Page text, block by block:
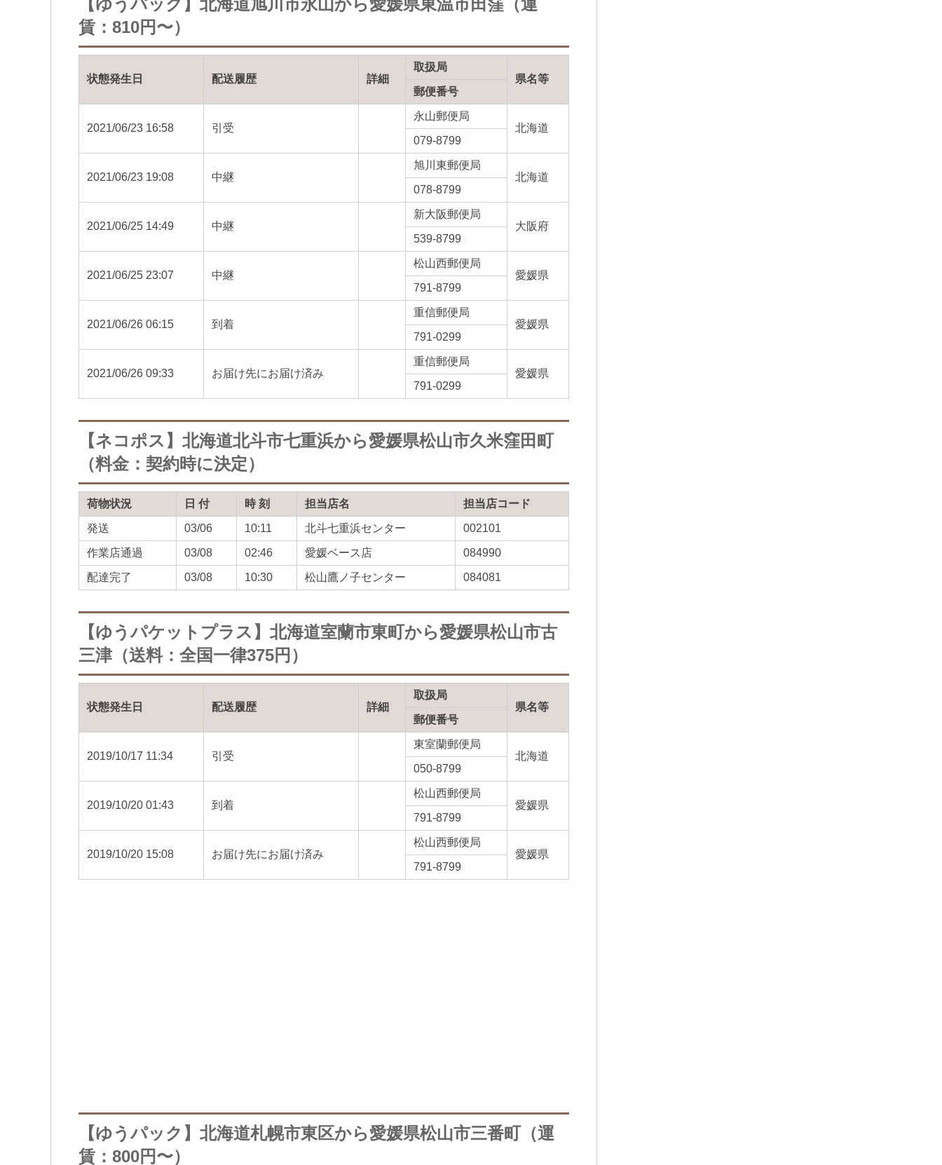
賃：810円〜）
状態発生日 配送履歴 詳細
取扱局
県名等
郵便番号
2021/06/23 16:58 引受
永山郵便局
北海道
079-8799
2021/06/23 19:08 中継
旭川東郵便局
北海道
078-8799
2021/06/25 14:49 中継
新大阪郵便局
大阪府
539-8799
2021/06/25 23:07 中継
松山西郵便局
愛媛県
791-8799
2021/06/26 06:15 到着
重信郵便局
愛媛県
791-0299
2021/06/26 09:33 お届け先にお届け済み
重信郵便局
愛媛県
791-0299
【ネコポス】北海道北斗市七重浜から愛媛県松山市久米窪田町
（料金：契約時に決定）
荷物状況 日 付 時 刻 担当店名 担当店コード
発送 03/06 10:11 北斗七重浜センター 002101
作業店通過 03/08 02:46 愛媛ベース店 084990
配達完了 03/08 10:30 松山鷹ノ子センター 084081
【ゆうパケットプラス】北海道室蘭市東町から愛媛県松山市古
三津（送料：全国一律375円）
状態発生日 配送履歴 詳細
取扱局
県名等
郵便番号
2019/10/17 11:34 引受
東室蘭郵便局
北海道
050-8799
2019/10/20 01:43 到着
松山西郵便局
愛媛県
791-8799
2019/10/20 15:08 お届け先にお届け済み
松山西郵便局
愛媛県
791-8799
【ゆうパック】北海道札幌市東区から愛媛県松山市三番町（運
賃：800円〜）